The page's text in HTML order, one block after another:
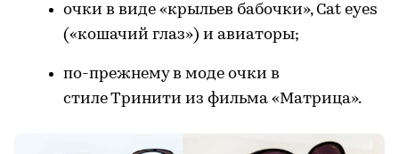
очки в виде «крыльев бабочки», Cat eyes
(«кошачий глаз») и авиаторы;
по-прежнему в моде очки в
стиле Тринити из фильма «Матрица».